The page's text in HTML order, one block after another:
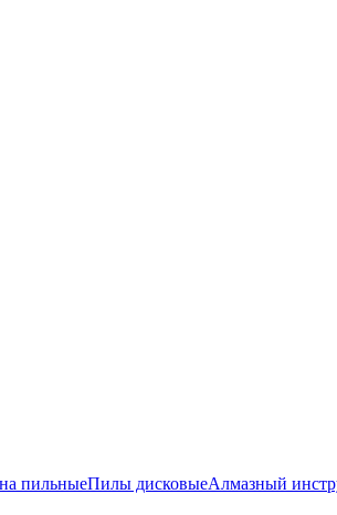
пильныеПилы дисковыеАлмазный